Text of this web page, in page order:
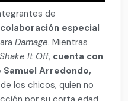
de
colaboración especial
Damage. Mientras
Shake It Off, cuenta con
Arredondo,
los chicos, quien no